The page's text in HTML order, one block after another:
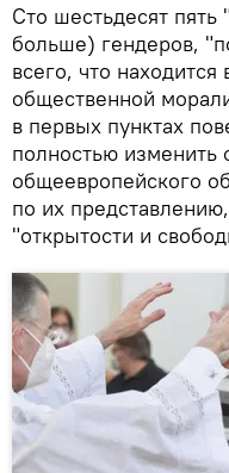
Сто шестьдесят
больше) гендеров,
всего, что
общественной
в первых пунктах
полностью изменить
общеевропейского
по их
"открытости и